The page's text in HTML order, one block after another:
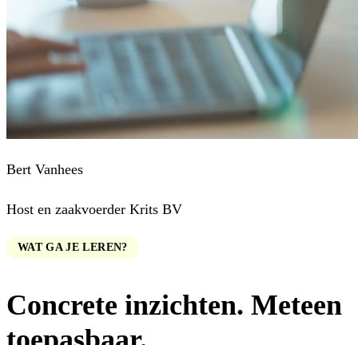
Bert Vanhees
Host en zaakvoerder Krits BV
WAT GA JE LEREN?
Concrete inzichten. Meteen